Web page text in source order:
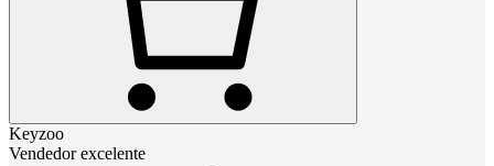
Keyzoo
Vendedor excelente